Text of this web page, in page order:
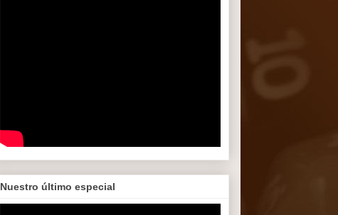
Nuestro último especial